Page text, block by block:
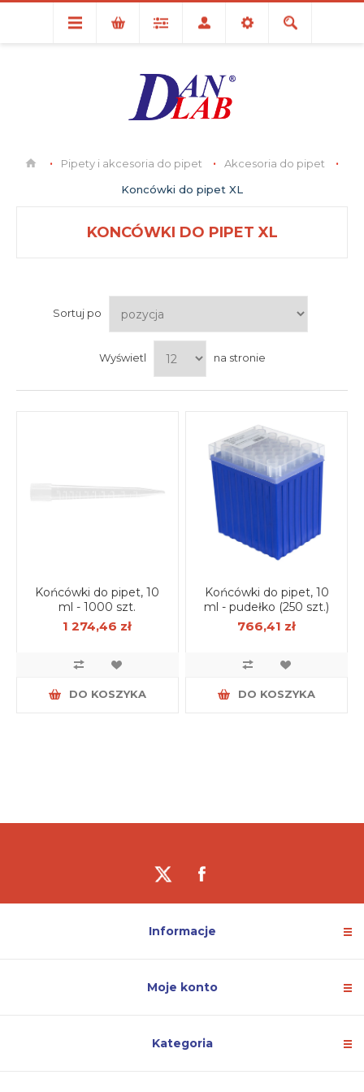
Pipety i akcesoria do pipet
Akcesoria do pipet
Koncówki do pipet XL
KONCÓWKI DO PIPET XL
Sortuj po
Wyświetl na stronie
Końcówki do pipet, 10
ml - 1000 szt.
1 274,46 zł
DO KOSZYKA
Końcówki do pipet, 10
ml - pudełko (250 szt.)
766,41 zł
DO KOSZYKA
Informacje
Moje konto
Kategoria